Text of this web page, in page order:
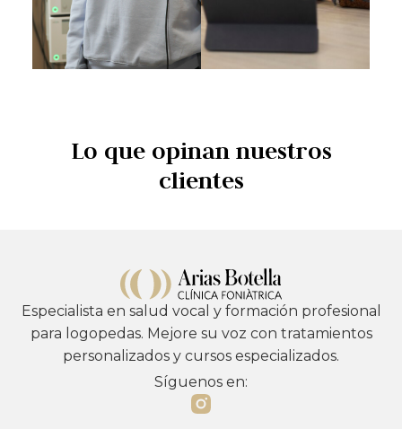
Lo que opinan nuestros
clientes
Especialista en salud vocal y formación profesional
para logopedas. Mejore su voz con tratamientos
personalizados y cursos especializados.
Síguenos en: